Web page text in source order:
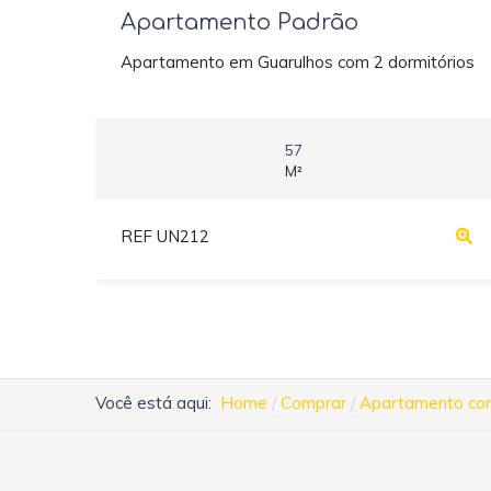
Apartamento Padrão
Apartamento em Guarulhos com 2 dormitórios
57
M²
REF UN212
Você está aqui: Home Comprar Apartamento